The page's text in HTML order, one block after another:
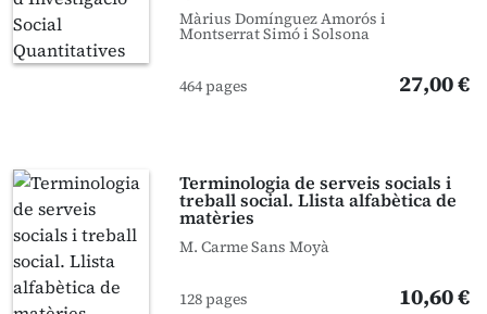
Màrius Domínguez Amorós i
Montserrat Simó i Solsona
464 pages 27,00 €
Terminologia de serveis socials i
treball social. Llista alfabètica de
matèries
M. Carme Sans Moyà
128 pages 10,60 €